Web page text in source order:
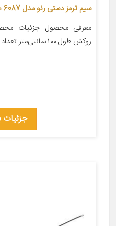
سيم ترمز دستى رنو مدل 6087 مناسب براى رنو مگان
معرفی محصول جزئیات
روکش طول ۱۰۰ سانتی‌متر تعداد در بسته‌بندی ۱
جزئیات